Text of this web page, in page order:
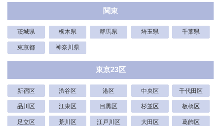
関東
茨城県 栃木県 群馬県 埼玉県 千葉県
東京都 神奈川県
東京23区
新宿区 渋谷区 港区 中央区 千代田区
品川区 江東区 目黒区 杉並区 板橋区
足立区 荒川区 江戸川区 大田区 葛飾区